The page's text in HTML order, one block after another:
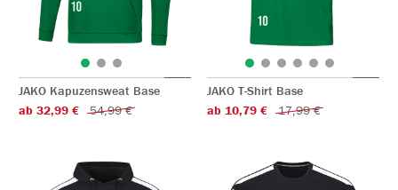
JAKO Kapuzensweat Base
ab 32,99 €
54,99 €
JAKO T-Shirt Base
ab 10,79 €
17,99 €